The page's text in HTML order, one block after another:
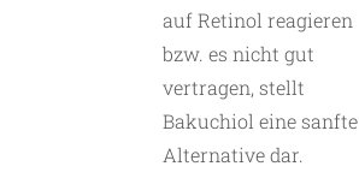
auf Retinol reagieren
bzw. es nicht gut
vertragen, stellt
Bakuchiol eine sanfte
Alternative dar.